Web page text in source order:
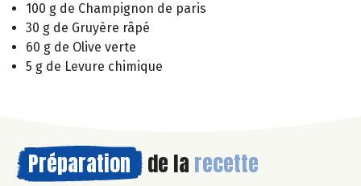
100 g de Champignon de paris
30 g de Gruyère râpé
60 g de Olive verte
5 g de Levure chimique
Préparation de la recette